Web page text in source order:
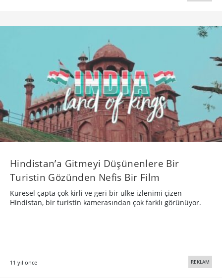
Hindistan’a Gitmeyi Düşünenlere Bir
Turistin Gözünden Nefis Bir Film
Küresel çapta çok kirli ve geri bir ülke izlenimi çizen
Hindistan, bir turistin kamerasından çok farklı görünüyor.
11 yıl önce REKLAM